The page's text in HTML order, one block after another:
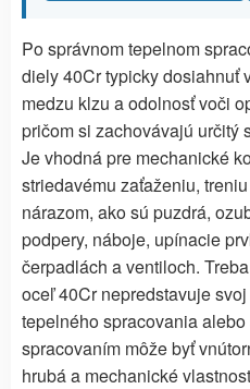
Po správnom tepelnom
diely 40Cr typicky dosiahnuť
medzu klzu a odolnosť voči
pričom si zachovávajú určitý
Je vhodná pre mechanické
striedavému zaťaženiu,
nárazom, ako sú puzdrá,
podpery, náboje, upínacie
čerpadlách a ventiloch.
oceľ 40Cr nepredstavuje
tepelného spracovania
spracovaním môže byť
hrubá a mechanické